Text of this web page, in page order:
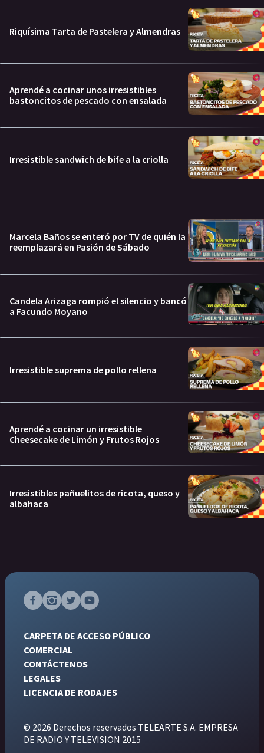
Riquísima Tarta de Pastelera y Almendras
Aprendé a cocinar unos irresistibles
bastoncitos de pescado con ensalada
Irresistible sandwich de bife a la criolla
Marcela Baños se enteró por TV de quién la
reemplazará en Pasión de Sábado
Candela Arizaga rompió el silencio y bancó
a Facundo Moyano
Irresistible suprema de pollo rellena
Aprendé a cocinar un irresistible
Cheesecake de Limón y Frutos Rojos
Irresistibles pañuelitos de ricota, queso y
albahaca
CARPETA DE ACCESO PÚBLICO
COMERCIAL
CONTÁCTENOS
LEGALES
LICENCIA DE RODAJES
© 2026 Derechos reservados TELEARTE S.A. EMPRESA
DE RADIO Y TELEVISION 2015